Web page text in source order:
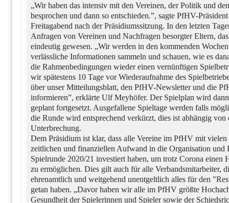
„Wir haben das intensiv mit den Vereinen, der Politik und
besprochen und dann so entschieden.”, sagte PfHV-
Freitagabend nach der Präsidiumssitzung. In den letzten
Anfragen von Vereinen und Nachfragen besorgter Eltern,
eindeutig gewesen. „Wir werden in den kommenden
verlässliche Informationen sammeln und schauen, wie es
die Rahmenbedingungen wieder einen vernünftigen
wir spätestens 10 Tage vor Wiederaufnahme des
über unser Mitteilungsblatt, den PfHV-Newsletter und die
informieren”, erklärte Ulf Meyhöfer. Der Spielplan wird
geplant fortgesetzt. Ausgefallene Spieltage werden falls
die Runde wird entsprechend verkürzt, dies ist abhängig von
Unterbrechung.
Dem Präsidium ist klar, dass alle Vereine im PfHV mit
zeitlichen und finanziellen Aufwand in die Organisation und
Spielrunde 2020/21 investiert haben, um trotz Corona einen
zu ermöglichen. Dies gilt auch für alle Verbandsmitarbeiter,
ehrenamtlich und weitgehend unentgeltlich alles für den
getan haben. „Davor haben wir alle im PfHV größte
Gesundheit der Spielerinnen und Spieler sowie der